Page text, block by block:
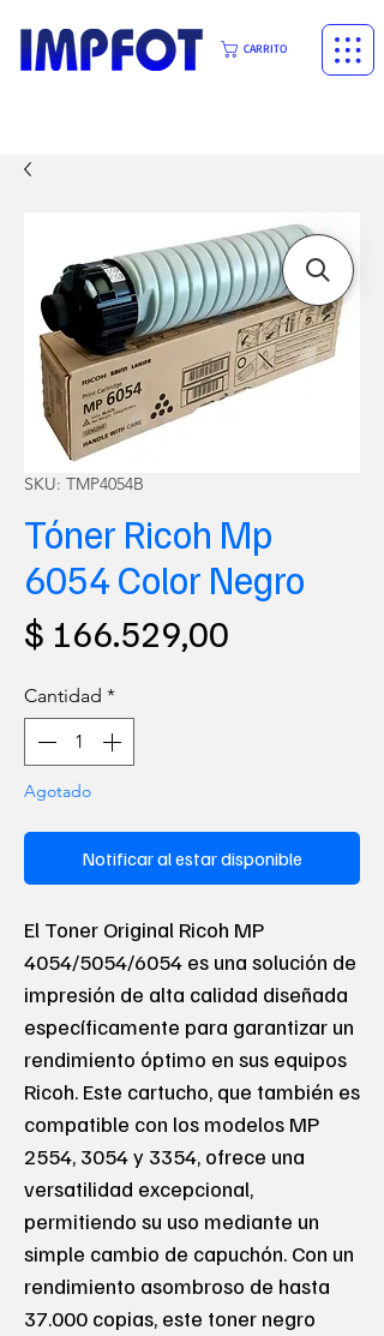
CARRITO
SKU: TMP4054B
Tóner Ricoh Mp
6054 Color Negro
$ 166.529,00
Cantidad *
Agotado
Notificar al estar disponible
El Toner Original Ricoh MP
4054/5054/6054 es una solución de
impresión de alta calidad diseñada
específicamente para garantizar un
rendimiento óptimo en sus equipos
Ricoh. Este cartucho, que también es
compatible con los modelos MP
2554, 3054 y 3354, ofrece una
versatilidad excepcional,
permitiendo su uso mediante un
simple cambio de capuchón. Con un
rendimiento asombroso de hasta
37.000 copias, este toner negro